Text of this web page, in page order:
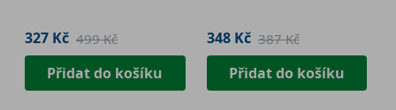
327 Kč 499 Kč
Přidat do košíku
348 Kč 387 Kč
Přidat do košíku